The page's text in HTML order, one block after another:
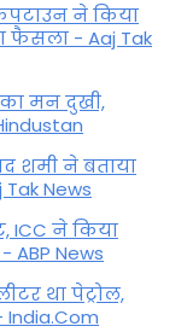
केपटाउन ने किया
फैसला - Aaj Tak
मन दुखी,
शमी ने बताया
News
ICC ने किया
News
था पेट्रोल,